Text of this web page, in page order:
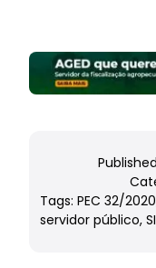
Tags: PEC 32/2020
servidor público,